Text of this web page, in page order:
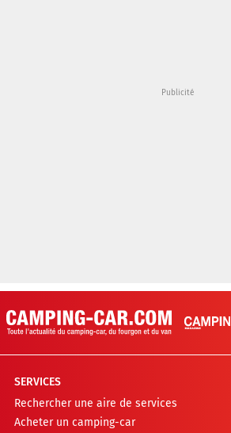
SERVICES
Rechercher une aire de services
Acheter un camping-car